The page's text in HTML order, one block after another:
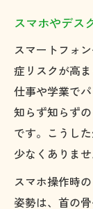
スマホやデス
スマートフォ
症リスクが高
仕事や学業で
知らず知らず
です。こうし
少なくありませ
スマホ操作時
姿勢は、首の